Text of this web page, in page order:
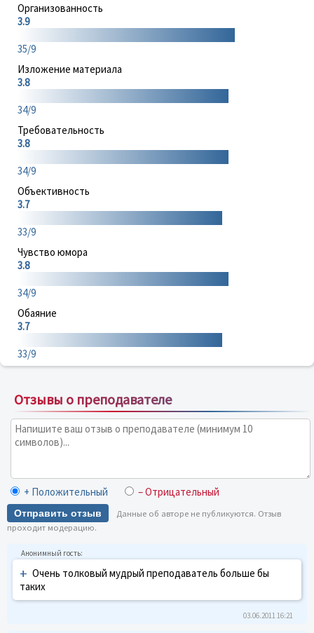
Организованность
3.9
35/9
Изложение материала
3.8
34/9
Требовательность
3.8
34/9
Объективность
3.7
33/9
Чувство юмора
3.8
34/9
Обаяние
3.7
33/9
Отзывы о преподавателе
+ Положительный – Отрицательный
Отправить отзыв
Данные об авторе не публикуются. Отзыв
проходит модерацию.
+ Очень толковый мудрый преподаватель больше бы
таких
03.06.2011 16:21